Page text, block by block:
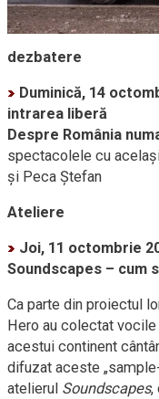
dezbatere
Duminică, 14
intrarea liberă
Despre România
spectacolele cu
şi Peca Ştefan
Ateliere
Joi, 11 octombrie
Soundscapes – cum
Ca parte din proiectul
Hero au colectat
acestui continent
difuzat aceste
atelierul Soundscapes,